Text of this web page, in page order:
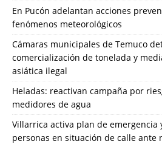
En Pucón adelantan acciones
fenómenos meteorológicos
Cámaras municipales de Temuco
comercialización de tonelada y
asiática ilegal
Heladas: reactivan campaña por
medidores de agua
Villarrica activa plan de emergencia
personas en situación de calle ante